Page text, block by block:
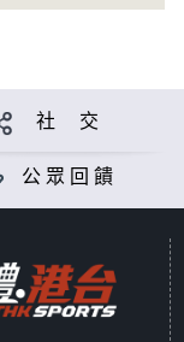
社 交
公眾回饋